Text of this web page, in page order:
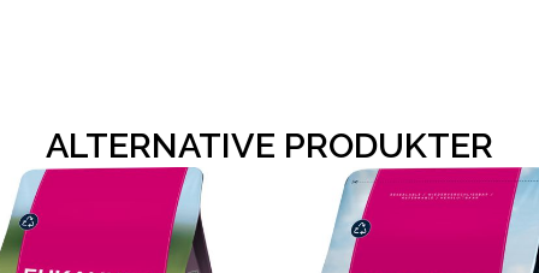
ALTERNATIVE PRODUKTER